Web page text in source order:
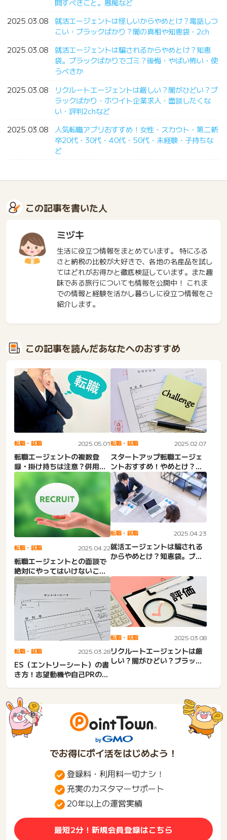
2025.03.08
就活エージェントは怪しいからやめとけ？電話しつ
こい・ブラックばかり？闇の真相や知恵袋・2ch
2025.03.08
就活エージェントは騙されるからやめとけ？知恵
袋。ブラックばかりでゴミ？後悔・やばい怖い・使
うべきか
2025.03.08
リクルートエージェントは厳しい？闇がひどい？ブ
ラックばかり・ホワイト企業求人・面談したくな
い・評判2chなど
2025.03.08
人気転職アプリおすすめ！女性・スカウト・第二新
卒20代・30代・40代・50代・未経験・子持ちな
ど
この記事を書いた人
ミヅキ
生活に役立つ情報をまとめています。 特にふる
さと納税の比較が大好きで、各地の名産品を試し
てはどれがお得かと徹底検証しています。また趣
味である旅行についても情報を公開中！ これま
での情報と経験を活かし暮らしに役立つ情報をご
紹介します。
この記事を読んだあなたへのおすすめ
転職・就職 2025.05.01
転職エージェントの複数登
録・掛け持ちは注意？併用を
伝えるべき？他で内定・おす
す...
転職・就職 2025.02.07
スタートアップ転職エージェ
ントおすすめ！やめとけ？転
職サイト・人材紹介会社など
転職・就職 2025.04.22
転職エージェントとの面談で
絶対にやってはいけないこ
と。泣くと見捨てられる？本
音...
転職・就職 2025.04.23
就活エージェントは騙される
からやめとけ？知恵袋。ブラ
や...
転職・就職 2025.03.28
ES（エントリーシート）の書
き方！志望動機や自己PRの書
転職・就職 2025.03.08
リクルートエージェントは厳
しい？闇がひどい？ブラック
でお得にポイ活をはじめよう！
登録料・利用料一切ナシ！
充実のカスタマーサポート
20年以上の運営実績
最短2分！新規会員登録はこちら